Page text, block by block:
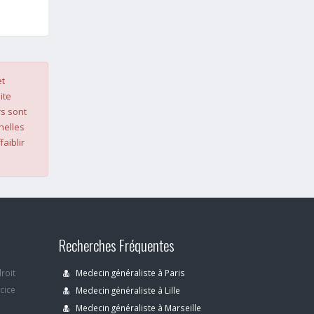
sont
Recherches Fréquentes
Medecin généraliste à Paris
Medecin généraliste à Lille
Medecin généraliste à Marseille